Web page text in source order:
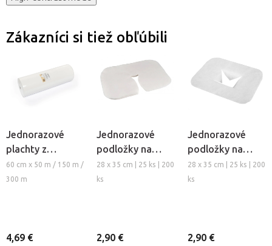
Zákazníci si tiež obľúbili
Jednorazové
plachty z
netkanej textílie
Fabulo v rolke,
60 cm x 50 m / 150 m /
300 m
4,69 €
Jednorazové
podložky na
podhlavník z
netkanej textílie
28 x 35 cm | 25 ks | 200
ks
2,90 €
Jednorazové
podložky na
otvor tváre z
netkanej textílie
28 x 35 cm | 25 ks | 200
ks
2,90 €